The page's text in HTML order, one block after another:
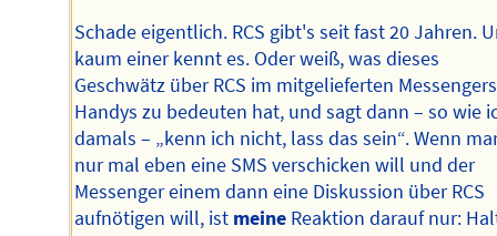
Schade eigentlich. RCS gibt's seit fast 20 Jahren.
kaum einer kennt es. Oder weiß, was dieses
Geschwätz über RCS im mitgelieferten
Handys zu bedeuten hat, und sagt dann – so wie
damals – „kenn ich nicht, lass das sein“. Wenn
nur mal eben eine SMS verschicken will und der
Messenger einem dann eine Diskussion über RCS
aufnötigen will, ist meine Reaktion darauf nur: